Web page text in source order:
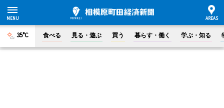
35°C 食べる 見る・遊ぶ 買う 暮らす・働く 学ぶ・知る